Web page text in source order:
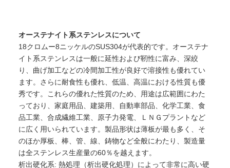
オーステナイト系ステンレスについて
18クロムー8ニッケルのSUS304が代表的です。オーステナ
イト系ステンレスは一般に延性および靭性に富み、深絞
り、曲げ加工などの冷間加工性が良好で溶接性も優れてい
ます。さらに耐食性も優れ、低温、高温における性質も優
秀です。 これらの優れた性質のため、用途は広範囲にわた
っており、家庭用品、建築用、自動車部品、化学工業、食
品工業、合成繊維工業、原子力発電、ＬＮＧプラントなど
に広く用いられています。 製品形状は薄板が最も多く、そ
のほか厚板、棒、管、線、鋳物など全般にわたり、製造量
は全ステンレス生産量の60％を越えます。
析出硬化系: 熱処理（析出硬化処理）によって非常に高い硬